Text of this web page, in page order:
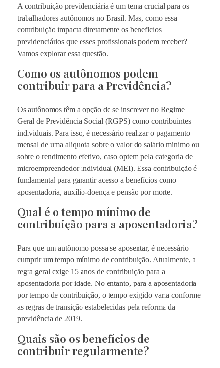
A contribuição previdenciária é um tema crucial para os
trabalhadores autônomos no Brasil. Mas, como essa
contribuição impacta diretamente os benefícios
previdenciários que esses profissionais podem receber?
Vamos explorar essa questão.
Como os autônomos podem
contribuir para a Previdência?
Os autônomos têm a opção de se inscrever no Regime
Geral de Previdência Social (RGPS) como contribuintes
individuais. Para isso, é necessário realizar o pagamento
mensal de uma alíquota sobre o valor do salário mínimo ou
sobre o rendimento efetivo, caso optem pela categoria de
microempreendedor individual (MEI). Essa contribuição é
fundamental para garantir acesso a benefícios como
aposentadoria, auxílio-doença e pensão por morte.
Qual é o tempo mínimo de
contribuição para a aposentadoria?
Para que um autônomo possa se aposentar, é necessário
cumprir um tempo mínimo de contribuição. Atualmente, a
regra geral exige 15 anos de contribuição para a
aposentadoria por idade. No entanto, para a aposentadoria
por tempo de contribuição, o tempo exigido varia conforme
as regras de transição estabelecidas pela reforma da
previdência de 2019.
Quais são os benefícios de
contribuir regularmente?